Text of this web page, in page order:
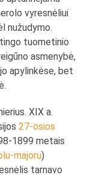
vyresnėliui
nužudymo.
tuometinio
asmenybė,
apylinkėse, bet
XIX a.
27-osios
1899 metais
majoru)
tarnavo